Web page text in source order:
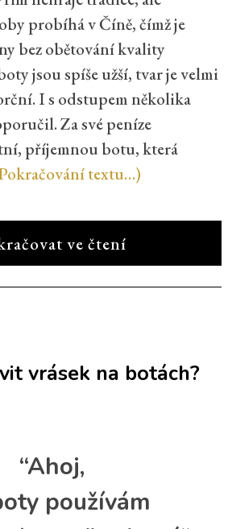
probíhá v Číně, čímž je
bez obětování kvality
jsou spíše užší, tvar je velmi
I s odstupem několika
Za své peníze
příjemnou botu, která
textu…)
ve čtení
vrásek na botách?
“Ahoj,
používám